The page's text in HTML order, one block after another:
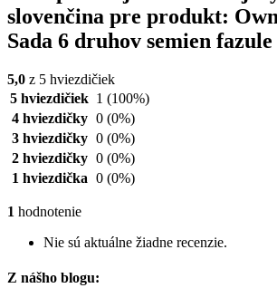
slovenčina pre produkt:
Sada 6 druhov semien fazule
5,0 z 5 hviezdičiek
5 hviezdičiek 1 (100%)
4 hviezdičky 0 (0%)
3 hviezdičky 0 (0%)
2 hviezdičky 0 (0%)
1 hviezdička 0 (0%)
1 hodnotenie
Nie sú aktuálne žiadne recenzie.
Z nášho blogu: